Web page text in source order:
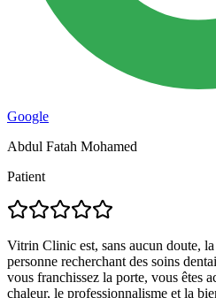
Google
Abdul Fatah Mohamed
Patient
Vitrin Clinic est, sans aucun doute,
personne recherchant des soins
vous franchissez la porte, vous êtes
chaleur, le professionnalisme et la